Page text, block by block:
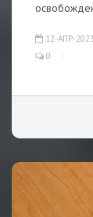
12-АПР-2023
0